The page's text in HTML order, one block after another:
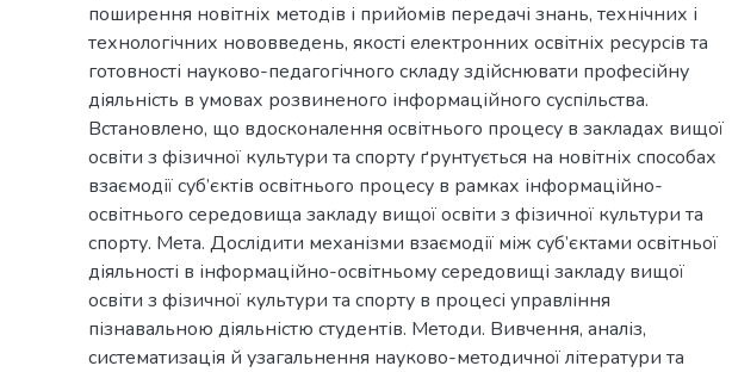
поширення новітніх методів і прийомів передачі знань, технічних і
технологічних нововведень, якості електронних освітніх ресурсів та
готовності науково-педагогічного складу здійснювати професійну
діяльність в умовах розвиненого інформаційного суспільства.
Встановлено, що вдосконалення освітнього процесу в закладах вищої
освіти з фізичної культури та спорту ґрунтується на новітніх способах
взаємодії суб’єктів освітнього процесу в рамках інформаційно-
освітнього середовища закладу вищої освіти з фізичної культури та
спорту. Мета. Дослідити механізми взаємодії між суб’єктами освітньої
діяльності в інформаційно-освітньому середовищі закладу вищої
освіти з фізичної культури та спорту в процесі управління
пізнавальною діяльністю студентів. Методи. Вивчення, аналіз,
систематизація й узагальнення науково-методичної літератури та